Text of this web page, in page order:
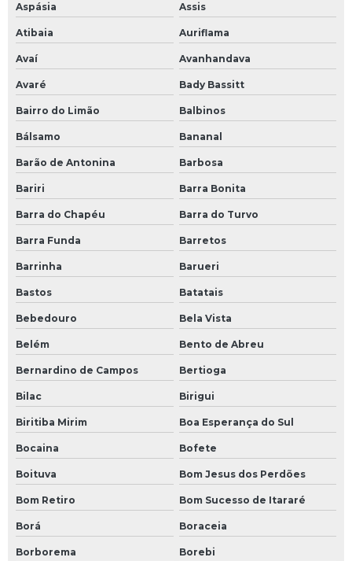
Cinta de elevação de carga
Cinta reboque
Cinta tipo grab
Microesfera para balanceamento
Pasta desengraxante para mãos
Aspásia Assis
Atibaia Auriflama
Avaí Avanhandava
Avaré Bady Bassitt
Bairro do Limão Balbinos
Bálsamo Bananal
Barão de Antonina Barbosa
Bariri Barra Bonita
Barra do Chapéu Barra do Turvo
Barra Funda Barretos
Barrinha Barueri
Bastos Batatais
Bebedouro Bela Vista
Belém Bento de Abreu
Bernardino de Campos Bertioga
Bilac Birigui
Biritiba Mirim Boa Esperança do Sul
Bocaina Bofete
Boituva Bom Jesus dos Perdões
Bom Retiro Bom Sucesso de Itararé
Borá Boraceia
Borborema Borebi